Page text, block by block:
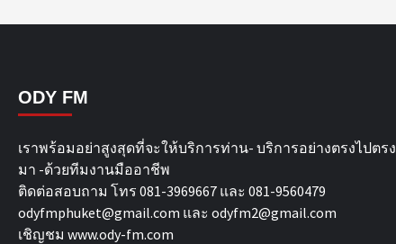
ODY FM
เราพร้อมอย่าสูงสุดที่จะให้บริการท่าน- บริการอย่างตรงไปตรง
มา -ด้วยทีมงานมืออาชีพ
ติดต่อสอบถาม โทร 081-3969667 และ 081-9560479
odyfmphuket@gmail.com และ odyfm2@gmail.com
เชิญชม www.ody-fm.com